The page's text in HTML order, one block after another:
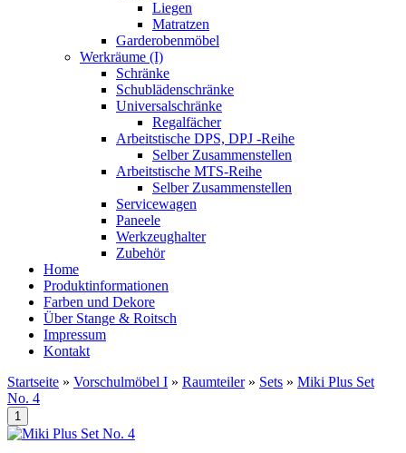
Liegen
Matratzen
Garderobenmöbel
Werkräume (I)
Schränke
Schublädenschränke
Universalschränke
Regalfächer
Arbeitstische DPS, DPJ -Reihe
Selber Zusammenstellen
Arbeitstische MTS-Reihe
Selber Zusammenstellen
Servicewagen
Paneele
Werkzeughalter
Zubehör
Home
Produktinformationen
Farben und Dekore
Über Stange & Roitsch
Impressum
Kontakt
Startseite » Vorschulmöbel I » Raumteiler» Sets » Miki Plus Set
No. 4